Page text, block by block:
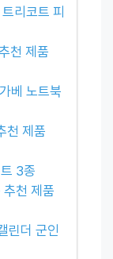
리코트 피
천 제품
베 노트북
천 제품
3종
천 제품
린더 군인